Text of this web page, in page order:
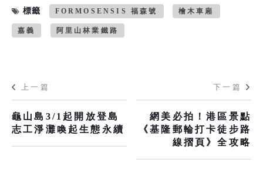
標籤 FORMOSENSIS 福森號 檜木車廂
嘉義 阿里山林業鐵路
上一篇
龜山島3/1起開放登島
志工淨灘喚起生態永續
下一篇
網美必拍！港區景點
《基隆郵輪打卡徒步路
線摺頁》全攻略